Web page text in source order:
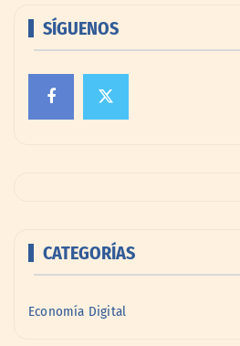
SÍGUENOS
CATEGORÍAS
Economía Digital